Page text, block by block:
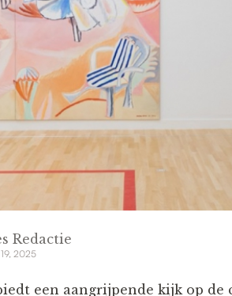
Redactie
2025
een aangrijpende kijk op